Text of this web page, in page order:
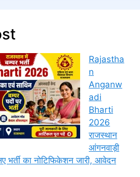
Rajastha
n
Anganw
adi
Bharti
2026
राजस्थान
आंगनवाड़ी
भर्ती का नोटिफिकेशन जारी, आवेदन